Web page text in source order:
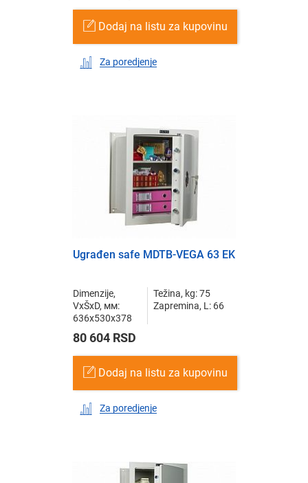
Dodaj na listu za kupovinu
Za poredjenje
Ugrađen safe MDTB-VEGA 63 EK
Dimenzije,
VxŠxD, мм:
636x530x378
Težina, kg: 75
Zapremina, L: 66
80 604 RSD
Dodaj na listu za kupovinu
Za poredjenje